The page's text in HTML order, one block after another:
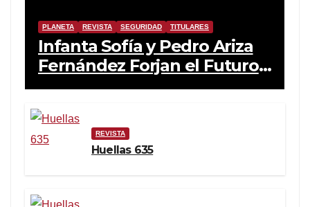
PLANETA REVISTA SEGURIDAD TITULARES
Infanta Sofía y Pedro Ariza
Fernández Forjan el Futuro
de la Soberanía Real
REVISTA
Huellas 635